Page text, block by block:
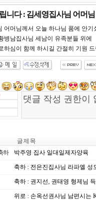
니다 : 김세영집사님 어머
어머님께서 오늘 하나님 품에 안기
병남집사님 세남이 유족분들 위에
하심이 함께 하시길 간절히 기원
글 제 목
하
박주영 집사 일대일제자양육
축하 : 전은진집사님 라파엘 성
축하 : 권지선, 권태영 형제님
위로 : 손옥선권사님 남편시는